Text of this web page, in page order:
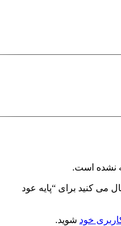
نشده است.
می کنید برای “پایه عود
خود شوید.